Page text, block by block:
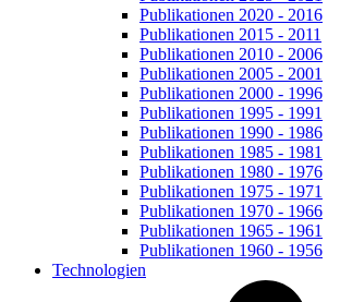
Publikationen 2020 - 2016
Publikationen 2015 - 2011
Publikationen 2010 - 2006
Publikationen 2005 - 2001
Publikationen 2000 - 1996
Publikationen 1995 - 1991
Publikationen 1990 - 1986
Publikationen 1985 - 1981
Publikationen 1980 - 1976
Publikationen 1975 - 1971
Publikationen 1970 - 1966
Publikationen 1965 - 1961
Publikationen 1960 - 1956
Technologien